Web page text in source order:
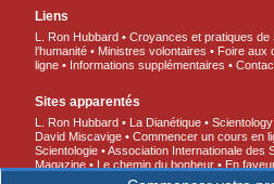
Liens
L. Ron Hubbard Croyances et pratiques de
l’humanité
Ministres volontaires Foire aux
ligne
Informations supplémentaires
Sites apparentés
L. Ron Hubbard La Dianétique
David Miscavige
Commencer un cours en
Scientologie
Association Internationale des
Magazine
Le chemin du bonheur En
unis pour les droits de l’Homme
Des